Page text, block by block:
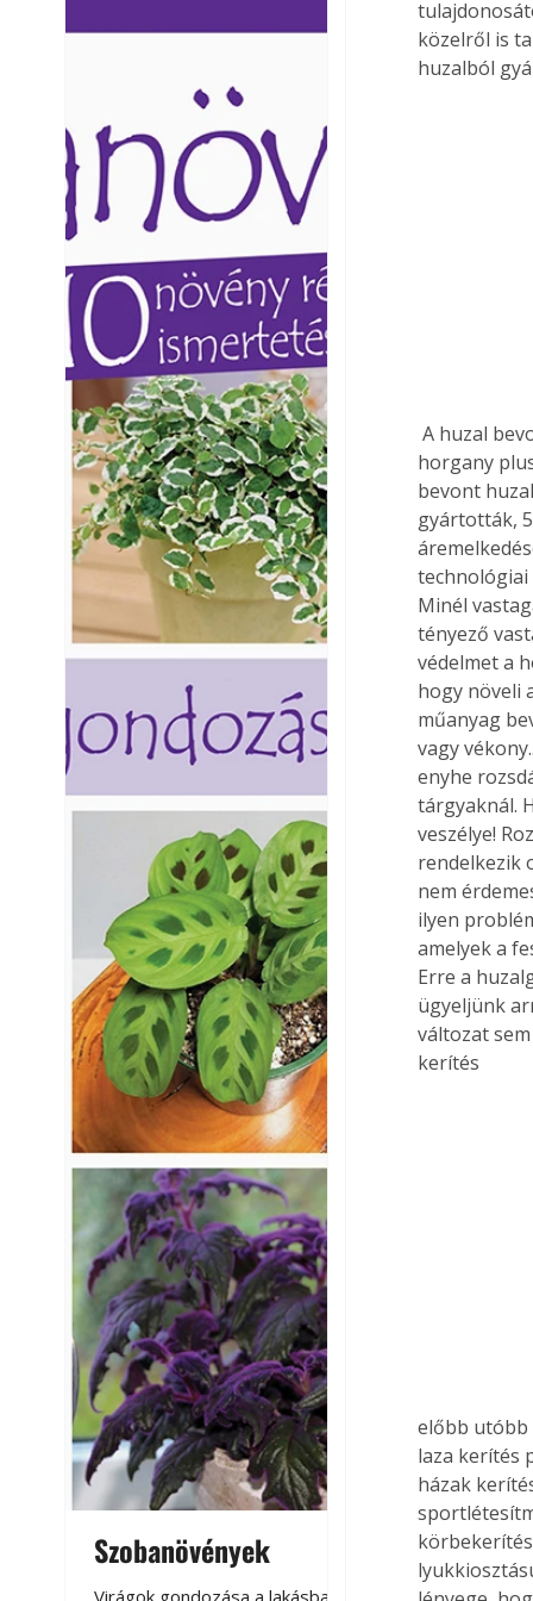
Ezermester
Laptapir kényelmes
mert: – t
Szobanövények
Virágoskert:
teraszon,
közelről is
huzalból
A huzal bevonata lehet: horgany, aluhorgany-PVC (Polivinil-Klorid) vagy PE (Polietilén),
horgany
bevont
gyártották,
technológiai
Minél
tényező
védelmet a
hogy növeli
műanyag
vagy
enyhe
tárgyaknál.
veszélye!
rendelkezik
nem
ilyen
amelyek a
Erre a
ügyeljünk
változat
kerítés
előbb utóbb
laza kerítés
házak